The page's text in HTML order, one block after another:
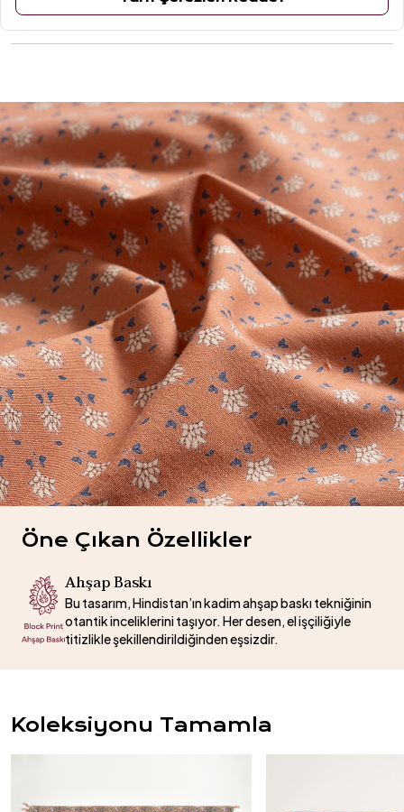
ÜRÜN YORUMLARI
Öne Çıkan Özellikler
Ahşap Baskı
Bu tasarım, Hindistan’ın kadim ahşap baskı tekniğinin
otantik inceliklerini taşıyor. Her desen, el işçiliğiyle
titizlikle şekillendirildiğinden eşsizdir.
Koleksiyonu Tamamla